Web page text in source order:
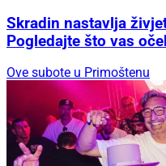
Skradin nastavlja
Pogledajte što vas
Ove subote u Primoštenu